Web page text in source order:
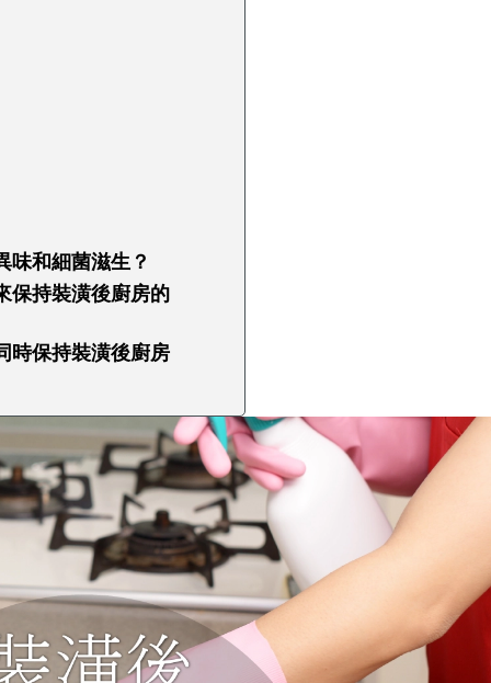
味和細菌滋生？
保持裝潢後廚房的
時保持裝潢後廚房